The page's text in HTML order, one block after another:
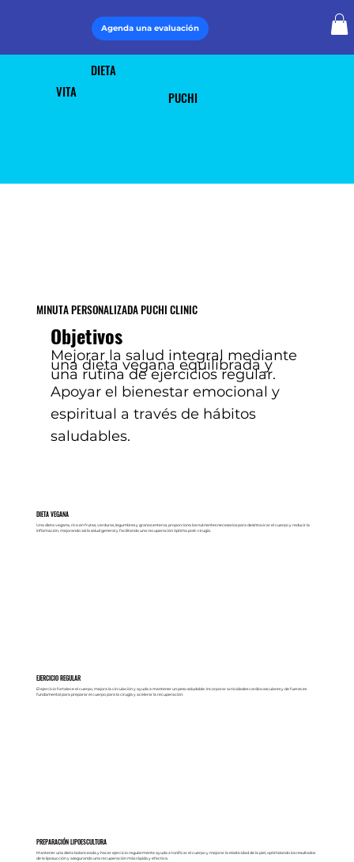
Agenda una evaluación
MINUTA PERSONALIZADA PUCHI CLINIC
Objetivos
Mejorar la salud integral mediante
una dieta vegana equilibrada y
una rutina de ejercicios regular.
Apoyar el bienestar emocional y
espiritual a través de hábitos
saludables.
DIETA VEGANA
Una dieta vegana, rica en frutas, verduras, legumbres y granos enteros, proporciona los nutrientes necesarios para desintoxicar el cuerpo y reducir la
inflamación, mejorando así la salud general y facilitando una recuperación óptima post-cirugía.
EJERCICIO REGULAR
El ejercicio fortalece el cuerpo, mejora la circulación y ayuda a mantener un peso saludable. Incorporar actividades cardiovasculares y de fuerza es
fundamental para preparar el cuerpo para la cirugía y acelerar la recuperación.
PREPARACIÓN LIPOESCULTURA
Mantener una dieta balanceada y hacer ejercicio regularmente ayuda a tonificar el cuerpo y mejorar la elasticidad de la piel, optimizando los resultados
de la liposucción y asegurando una recuperación más rápida y efectiva.
DIETA
VITA
PUCHI